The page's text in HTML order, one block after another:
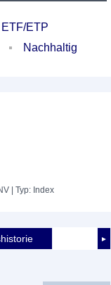
ETF/ETP
Nachhaltig
| Typ: Index
►